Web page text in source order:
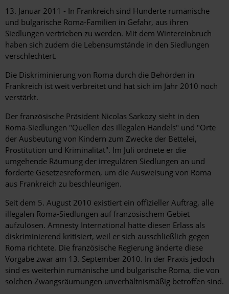
13. Januar 2011 - In Frankreich sind Hunderte rumänische
und bulgarische Roma-Familien in Gefahr, aus ihren
Siedlungen vertrieben zu werden. Mit dem Wintereinbruch
haben sich zudem die Lebensumstände in den Siedlungen
verschlechtert.
Die Diskriminierung von Roma durch die Behörden in
Frankreich ist weit verbreitet und hat sich im Jahr 2010 noch
verstärkt.
Der französische Präsident Nicolas Sarkozy sieht in den
Roma-Siedlungen "Quellen des illegalen Handels" und "Orte
der Ausbeutung von Kindern zum Zwecke der Bettelei,
Prostitution und Kriminalität". Im Juli ordnete er die
umgehende Räumung der irregulären Siedlungen an und
forderte Gesetzesreformen, um die Ausweisung von Roma
aus Frankreich zu beschleunigen.
Seit dem 5. August 2010 existiert ein offizieller Auftrag, alle
illegalen Roma-Siedlungen auf französischem Gebiet
aufzulösen. Amnesty International hatte diesen Erlass als
diskriminierend kritisiert, weil er sich ausschließlich gegen
Roma richtete. Die französische Regierung änderte diese
Vorgabe zwar am 13. September 2010. In der Praxis jedoch
sind es weiterhin rumänische und bulgarische Roma, die von
solchen Zwangsräumungen unverhältnismäßig betroffen sind.